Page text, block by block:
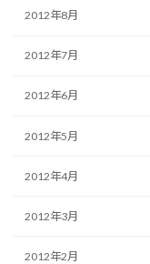
2012年8月
2012年7月
2012年6月
2012年5月
2012年4月
2012年3月
2012年2月